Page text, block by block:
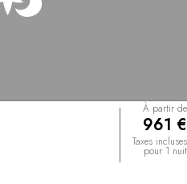
À partir de
961 €
Taxes incluses
pour 1 nuit